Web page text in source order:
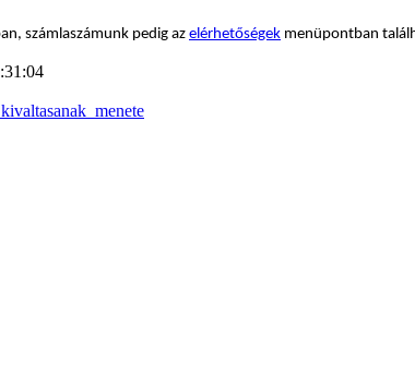
számlaszámunk pedig az elérhetőségek menüpontban